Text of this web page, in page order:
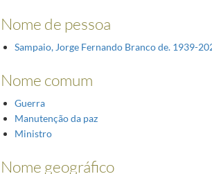
Nome de pessoa
Sampaio, Jorge Fernando Branco de. 1939-
Nome comum
Guerra
Manutenção da paz
Ministro
Nome geográfico